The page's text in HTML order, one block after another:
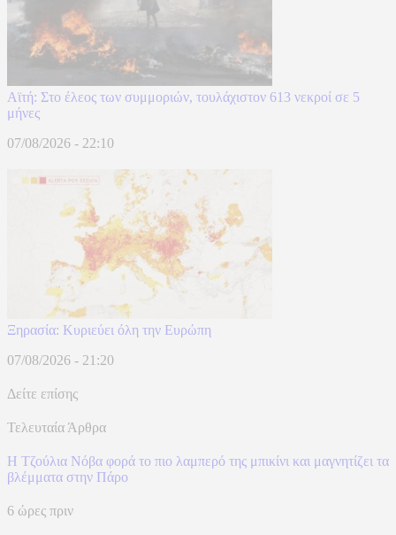
Αϊτή: Στο έλεος των συμμοριών, τουλάχιστον 613 νεκροί σε 5
μήνες
07/08/2026 - 22:10
Ξηρασία: Κυριεύει όλη την Ευρώπη
07/08/2026 - 21:20
Δείτε επίσης
Τελευταία Άρθρα
Η Τζούλια Νόβα φορά το πιο λαμπερό της μπικίνι και μαγνητίζει τα
βλέμματα στην Πάρο
6 ώρες πριν